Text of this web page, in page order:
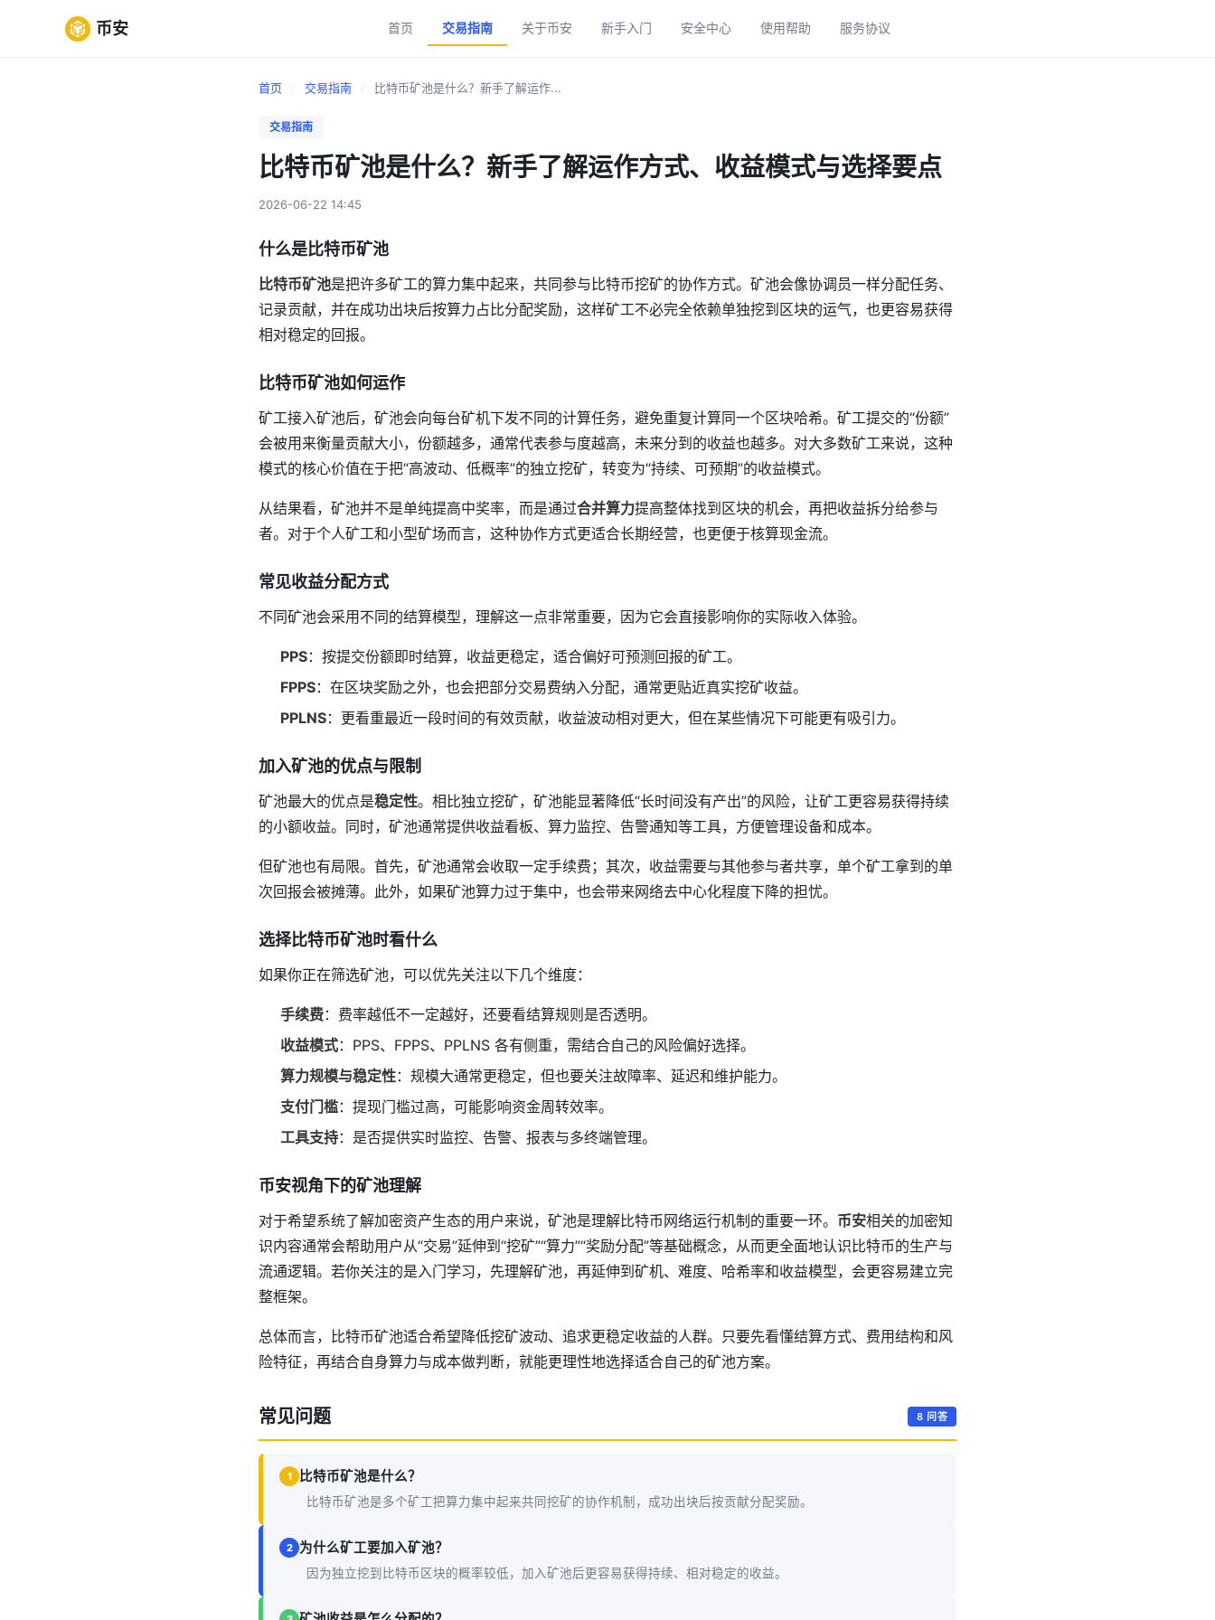
币安 首页 交易指南 关于币安 新手入门 安全中心 使用帮助 服务协议
首页 交易指南 比特币矿池是什么？新手了解运作...
交易指南
比特币矿池是什么？新手了解运作方式、收益模式与选择要点
2026-06-22 14:45
什么是比特币矿池
比特币矿池是把许多矿工的算力集中起来，共同参与比特币挖矿的协作方式。矿池会像协调员一样分配任务、
记录贡献，并在成功出块后按算力占比分配奖励，这样矿工不必完全依赖单独挖到区块的运气，也更容易获得
相对稳定的回报。
比特币矿池如何运作
矿工接入矿池后，矿池会向每台矿机下发不同的计算任务，避免重复计算同一个区块哈希。矿工提交的“份额”
会被用来衡量贡献大小，份额越多，通常代表参与度越高，未来分到的收益也越多。对大多数矿工来说，这种
模式的核心价值在于把“高波动、低概率”的独立挖矿，转变为“持续、可预期”的收益模式。
从结果看，矿池并不是单纯提高中奖率，而是通过合并算力提高整体找到区块的机会，再把收益拆分给参与
者。对于个人矿工和小型矿场而言，这种协作方式更适合长期经营，也更便于核算现金流。
常见收益分配方式
不同矿池会采用不同的结算模型，理解这一点非常重要，因为它会直接影响你的实际收入体验。
PPS：按提交份额即时结算，收益更稳定，适合偏好可预测回报的矿工。
FPPS：在区块奖励之外，也会把部分交易费纳入分配，通常更贴近真实挖矿收益。
PPLNS：更看重最近一段时间的有效贡献，收益波动相对更大，但在某些情况下可能更有吸引力。
加入矿池的优点与限制
矿池最大的优点是稳定性。相比独立挖矿，矿池能显著降低“长时间没有产出”的风险，让矿工更容易获得持续
的小额收益。同时，矿池通常提供收益看板、算力监控、告警通知等工具，方便管理设备和成本。
但矿池也有局限。首先，矿池通常会收取一定手续费；其次，收益需要与其他参与者共享，单个矿工拿到的单
次回报会被摊薄。此外，如果矿池算力过于集中，也会带来网络去中心化程度下降的担忧。
选择比特币矿池时看什么
如果你正在筛选矿池，可以优先关注以下几个维度：
手续费：费率越低不一定越好，还要看结算规则是否透明。
收益模式：PPS、FPPS、PPLNS 各有侧重，需结合自己的风险偏好选择。
算力规模与稳定性：规模大通常更稳定，但也要关注故障率、延迟和维护能力。
支付门槛：提现门槛过高，可能影响资金周转效率。
工具支持：是否提供实时监控、告警、报表与多终端管理。
币安视角下的矿池理解
对于希望系统了解加密资产生态的用户来说，矿池是理解比特币网络运行机制的重要一环。 币安相关的加密知
识内容通常会帮助用户从“交易”延伸到“挖矿”“算力”“奖励分配”等基础概念，从而更全面地认识比特币的生产与
流通逻辑。若你关注的是入门学习，先理解矿池，再延伸到矿机、难度、哈希率和收益模型，会更容易建立完
整框架。
总体而言，比特币矿池适合希望降低挖矿波动、追求更稳定收益的人群。只要先看懂结算方式、费用结构和风
险特征，再结合自身算力与成本做判断，就能更理性地选择适合自己的矿池方案。
常见问题 8 问答
1 比特币矿池是什么？
比特币矿池是多个矿工把算力集中起来共同挖矿的协作机制，成功出块后按贡献分配奖励。
2 为什么矿工要加入矿池？
因为独立挖到比特币区块的概率较低，加入矿池后更容易获得持续、相对稳定的收益。